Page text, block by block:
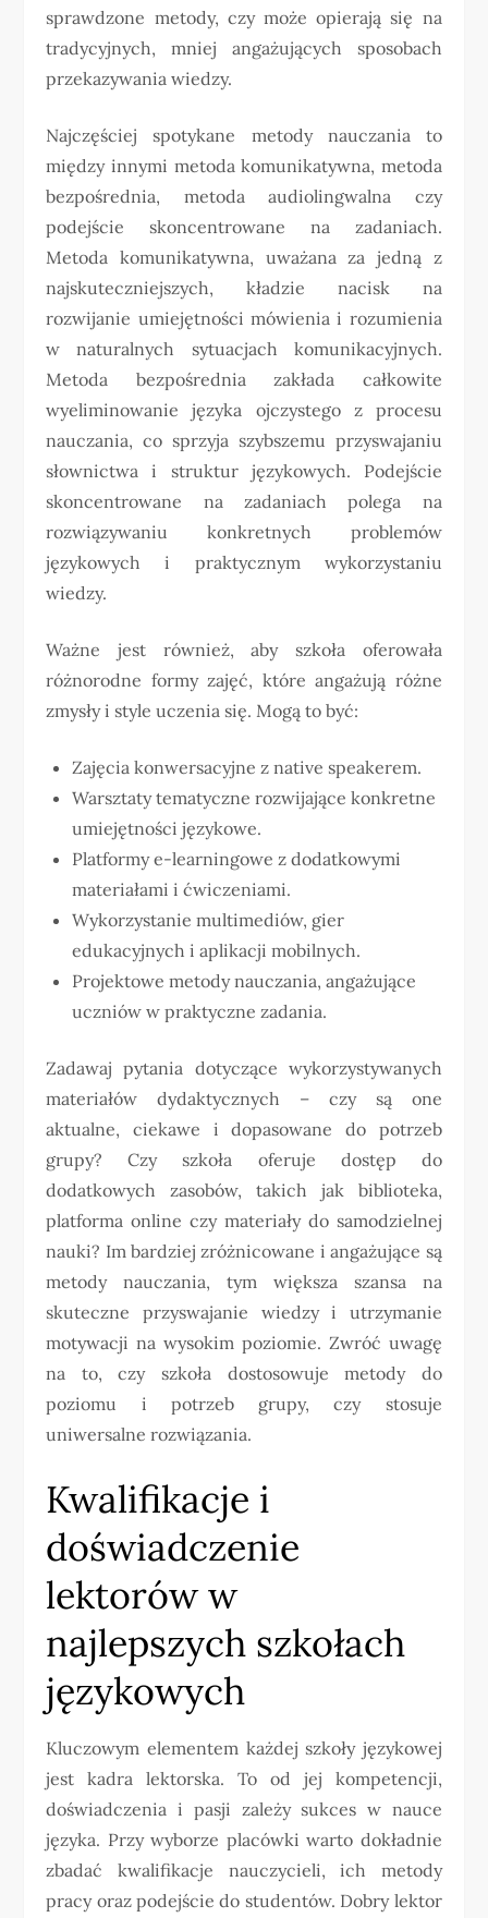
sprawdzone metody, czy może opierają się na
tradycyjnych, mniej angażujących sposobach
przekazywania wiedzy.
Najczęściej spotykane metody nauczania to
między innymi metoda komunikatywna, metoda
bezpośrednia, metoda audiolingwalna czy
podejście skoncentrowane na zadaniach.
Metoda komunikatywna, uważana za jedną z
najskuteczniejszych, kładzie nacisk na
rozwijanie umiejętności mówienia i rozumienia
w naturalnych sytuacjach komunikacyjnych.
Metoda bezpośrednia zakłada całkowite
wyeliminowanie języka ojczystego z procesu
nauczania, co sprzyja szybszemu przyswajaniu
słownictwa i struktur językowych. Podejście
skoncentrowane na zadaniach polega na
rozwiązywaniu konkretnych problemów
językowych i praktycznym wykorzystaniu
wiedzy.
Ważne jest również, aby szkoła oferowała
różnorodne formy zajęć, które angażują różne
zmysły i style uczenia się. Mogą to być:
Zajęcia konwersacyjne z native speakerem.
Warsztaty tematyczne rozwijające konkretne
umiejętności językowe.
Platformy e-learningowe z dodatkowymi
materiałami i ćwiczeniami.
Wykorzystanie multimediów, gier
edukacyjnych i aplikacji mobilnych.
Projektowe metody nauczania, angażujące
uczniów w praktyczne zadania.
Zadawaj pytania dotyczące wykorzystywanych
materiałów dydaktycznych – czy są one
aktualne, ciekawe i dopasowane do potrzeb
grupy? Czy szkoła oferuje dostęp do
dodatkowych zasobów, takich jak biblioteka,
platforma online czy materiały do samodzielnej
nauki? Im bardziej zróżnicowane i angażujące są
metody nauczania, tym większa szansa na
skuteczne przyswajanie wiedzy i utrzymanie
motywacji na wysokim poziomie. Zwróć uwagę
na to, czy szkoła dostosowuje metody do
poziomu i potrzeb grupy, czy stosuje
uniwersalne rozwiązania.
Kwalifikacje i
doświadczenie
lektorów w
najlepszych szkołach
językowych
Kluczowym elementem każdej szkoły językowej
jest kadra lektorska. To od jej kompetencji,
doświadczenia i pasji zależy sukces w nauce
języka. Przy wyborze placówki warto dokładnie
zbadać kwalifikacje nauczycieli, ich metody
pracy oraz podejście do studentów. Dobry lektor